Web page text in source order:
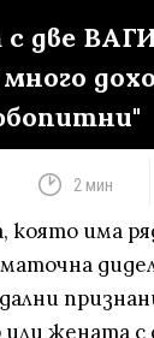
с две
2 мин
която има
жената с